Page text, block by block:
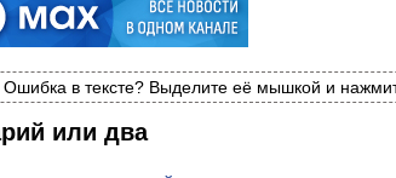
Ошибка в тексте? Выделите её мышкой и
или два